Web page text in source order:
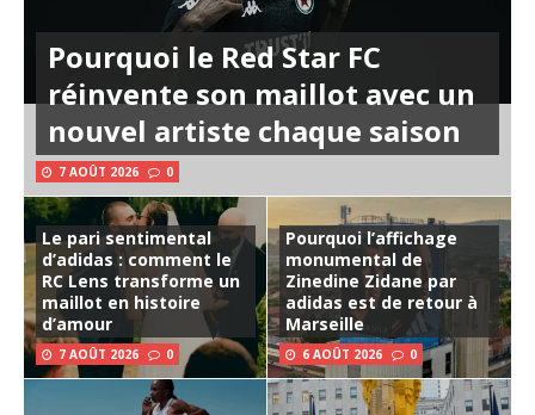
Pourquoi le Red Star FC
réinvente son maillot avec un
nouvel artiste chaque saison
7 AOÛT 2026 0
Le pari sentimental
d’adidas : comment le
RC Lens transforme un
maillot en histoire
d’amour
7 AOÛT 2026 0
Pourquoi l’affichage
monumental de
Zinedine Zidane par
adidas est de retour à
Marseille
6 AOÛT 2026 0